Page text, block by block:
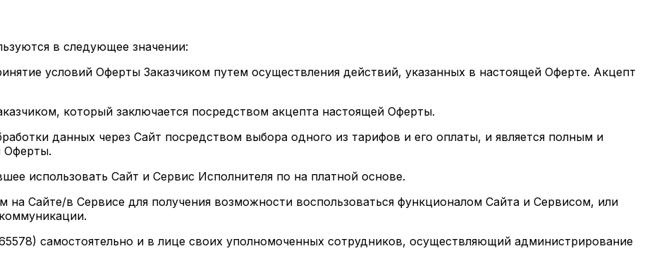
в следующее значении:
условий Оферты Заказчиком путем осуществления действий, указанных в настоящей Оферте. Акцепт
который заключается посредством акцепта настоящей Оферты.
данных через Сайт посредством выбора одного из тарифов и его оплаты, и является полным и
Оферты.
использовать Сайт и Сервис Исполнителя по на платной основе.
на Сайте/в Сервисе для получения возможности воспользоваться функционалом Сайта и Сервисом, или
самостоятельно и в лице своих уполномоченных сотрудников, осуществляющий администрирование